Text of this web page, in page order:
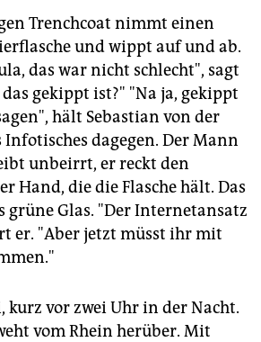
Trenchcoat nimmt einen
und wippt auf und ab.
das war nicht schlecht", sagt
gekippt ist?" "Na ja, gekippt
hält Sebastian von der
Infotisches dagegen. Der Mann
unbeirrt, er reckt den
Hand, die die Flasche hält. Das
grüne Glas. "Der Internetansatz
er. "Aber jetzt müsst ihr mit
kurz vor zwei Uhr in der Nacht.
vom Rhein herüber. Mit